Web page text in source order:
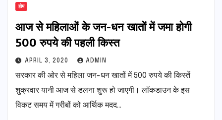
होम
आज से महिलाओं के जन-धन खातों में जमा होगी
500 रुपये की पहली किस्त
APRIL 3, 2020 ADMIN
सरकार की ओर से महिला जन-धन खातों में 500 रुपये की किस्तें
शुक्रवार यानी आज से डलना शुरू हो जाएगी। लॉकडाउन के इस
विकट समय में गरीबों को आर्थिक मदद…